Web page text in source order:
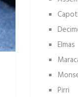
Elmas
Pirri